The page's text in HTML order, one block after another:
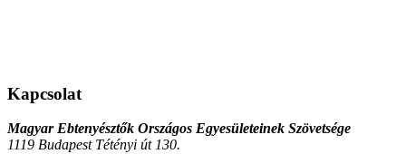
Kapcsolat
Magyar Ebtenyésztők Országos Egyesületeinek Szövetsége
1119 Budapest Tétényi út 130.